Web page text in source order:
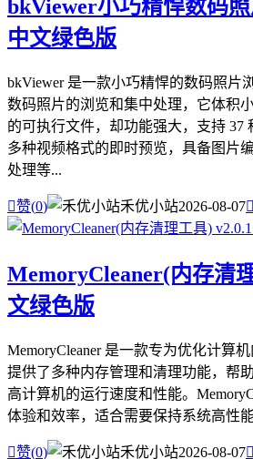
bkViewer小巧精悍数码
中文绿色版
bkViewer 是一款小巧精悍的数码照片
数码照片的浏览和集中处理，它体积
的可执行文件，却功能强大，支持 37
多种视频格式的即时预览，具备图片
处理等...
赞(0) 禾优小站2026-08-07
MemoryCleaner(内存清
文绿色版
MemoryCleaner 是一款专为优化计算
提供了多种内存管理和清理功能，帮
高计算机的运行速度和性能。
体验和效率，适合需要保持系统高性
赞(0) 禾优小站2026-08-07